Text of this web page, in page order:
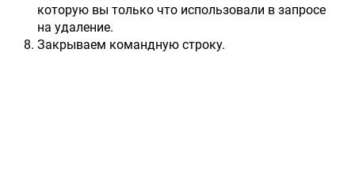
которую вы только что использовали в запросе
на удаление.
Закрываем командную строку.